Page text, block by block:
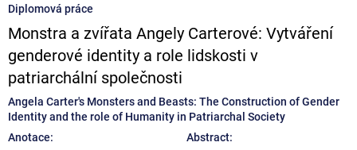
Diplomová práce
Monstra a zvířata Angely Carterové: Vytváření
genderové identity a role lidskosti v
patriarchální společnosti
Angela Carter's Monsters and Beasts: The Construction of Gender
Identity and the role of Humanity in Patriarchal Society
Anotace:
Abstract: